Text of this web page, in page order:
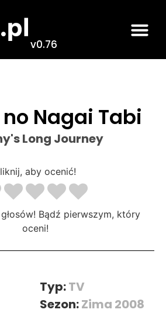
v0.76
Nagai Tabi
Long Journey
aby ocenić!
Bądź pierwszym, który
oceni!
Typ:TV
Sezon:Zima 2008